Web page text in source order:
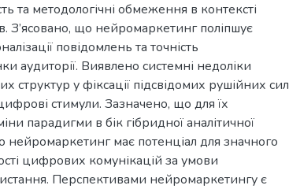
та методологічні обмеження в контексті
З’ясовано, що нейромаркетинг поліпшує
повідомлень та точність
аудиторії. Виявлено системні недоліки
структур у фіксації підсвідомих рушійних сил
стимули. Зазначено, що для їх
парадигми в бік гібридної аналітичної
нейромаркетинг має потенціал для значного
цифрових комунікацій за умови
Перспективами нейромаркетингу є